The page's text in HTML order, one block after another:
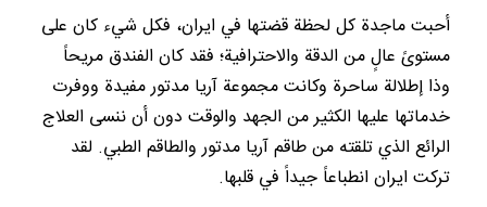
أحبت ماجدة كل لحظة قضتها في ايران، فكل شيء كان على
مستوىً عالٍ من الدقة والاحترافية؛ فقد كان الفندق مريحاً
وذا إطلالة ساحرة وكانت مجموعة آريا مدتور مفيدة ووفرت
خدماتها عليها الكثير من الجهد والوقت دون أن ننسى العلاج
الرائع الذي تلقته من طاقم آريا مدتور والطاقم الطبي. لقد
تركت ايران انطباعاً جيداً في قلبها.